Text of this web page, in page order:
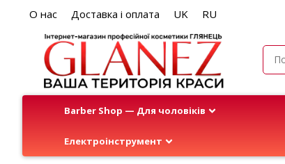
О нас Доставка і оплата UK RU
Barber Shop — Для чоловіків
Електроінструмент